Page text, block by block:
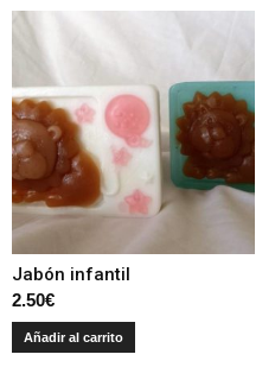
Jabón infantil
2.50€
Añadir al carrito